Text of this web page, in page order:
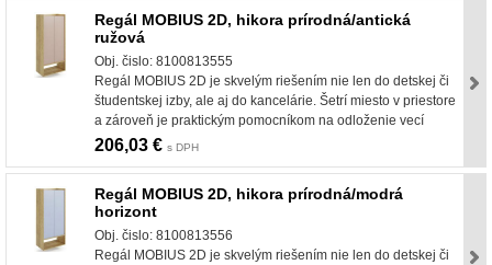
Regál MOBIUS 2D, hikora prírodná/antická
ružová
Obj. čislo: 8100813555
Regál MOBIUS 2D je skvelým riešením nie len do detskej či
študentskej izby, ale aj do kancelárie. Šetrí miesto v priestore
a zároveň je praktickým pomocníkom na odloženie vecí
206,03 € s DPH
Regál MOBIUS 2D, hikora prírodná/modrá
horizont
Obj. čislo: 8100813556
Regál MOBIUS 2D je skvelým riešením nie len do detskej či